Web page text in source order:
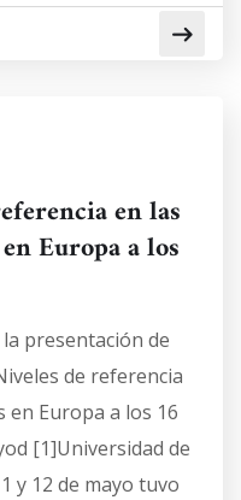
en las
Europa a los
presentación de
de referencia
en Europa a los 16
[1]Universidad de
y 12 de mayo tuvo